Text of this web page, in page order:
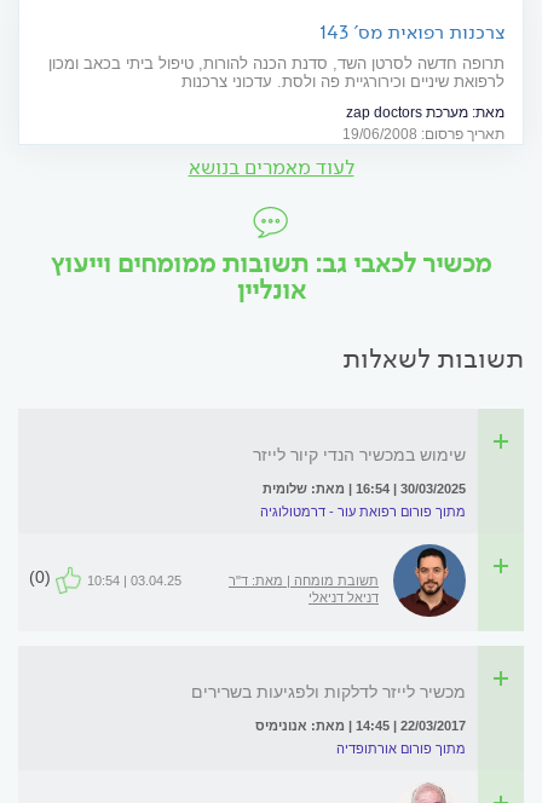
צרכנות רפואית מס' 143
תרופה חדשה לסרטן השד, סדנת הכנה להורות, טיפול ביתי בכאב ומכון
לרפואת שיניים וכירורגיית פה ולסת. עדכוני צרכנות
מאת: מערכת zap doctors
תאריך פרסום: 19/06/2008
לעוד מאמרים בנושא
מכשיר לכאבי גב: תשובות ממומחים וייעוץ
אונליין
תשובות לשאלות
שימוש במכשיר הנדי קיור לייזר
30/03/2025 | 16:54 | מאת: שלומית
מתוך פורום רפואת עור - דרמטולוגיה
תשובת מומחה | מאת: ד"ר
דניאל דניאלי
03.04.25 | 10:54
(0)
מכשיר לייזר לדלקות ולפגיעות בשרירים
22/03/2017 | 14:45 | מאת: אנונימיס
מתוך פורום אורתופדיה